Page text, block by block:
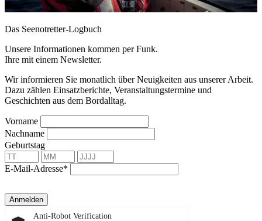
Das Seenotretter-Logbuch
Unsere Informationen kommen per Funk.
Ihre mit einem Newsletter.
Wir informieren Sie monatlich über Neuigkeiten aus unserer Arbeit.
Dazu zählen Einsatzberichte, Veranstaltungstermine und
Geschichten aus dem Bordalltag.
Vorname
Nachname
Geburtstag
E-Mail-Adresse*
Anmelden
Anti-Robot Verification